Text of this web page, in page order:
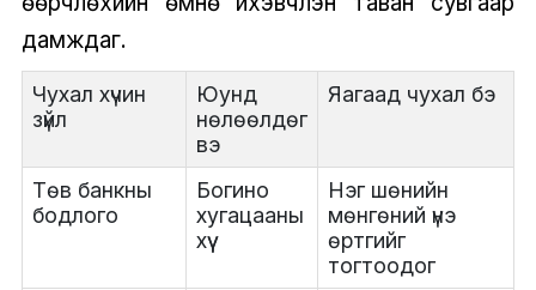
дамждаг.
Чухал хүчин
зүйл
Юунд
нөлөөлдөг
вэ
Яагаад чухал бэ
Төв банкны
бодлого
Богино
хугацааны
хүү
Нэг шөнийн
мөнгөний үнэ
өртгийг
тогтоодог